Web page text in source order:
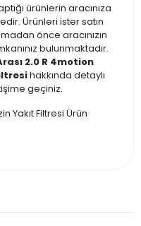
ürünlerin aracınıza
Ürünleri ister satın
önce aracınızın
bulunmaktadır.
2.0 R 4motion
hakkında detaylı
geçiniz.
Yakıt Filtresi Ürün